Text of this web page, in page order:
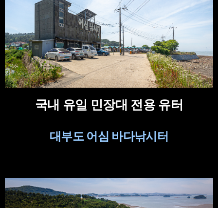
국내 유일 민장대 전용 유터
대부도 어심 바다낚시터